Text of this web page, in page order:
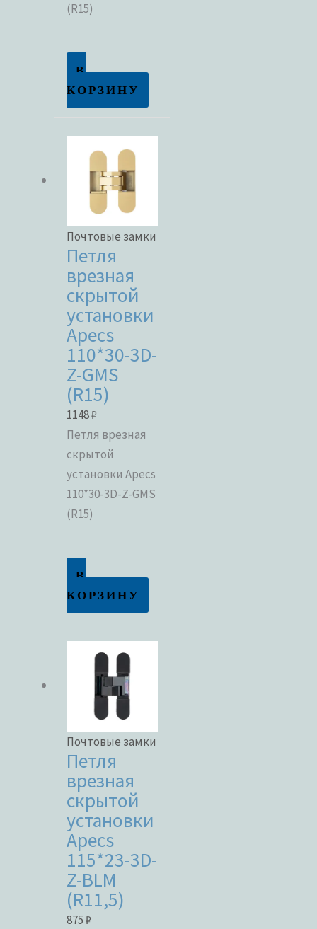
(R15)
В
КОРЗИНУ
Почтовые замки
Петля
врезная
скрытой
установки
Apecs
110*30-3D-
Z-GMS
(R15)
1148₽
Петля врезная
скрытой
установки Apecs
110*30-3D-Z-GMS
(R15)
В
КОРЗИНУ
Почтовые замки
Петля
врезная
скрытой
установки
Apecs
115*23-3D-
Z-BLM
(R11,5)
875₽